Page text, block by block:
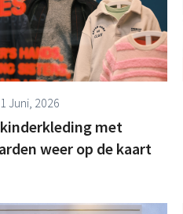
Juni, 2026
kinderkleding met
weer op de kaart